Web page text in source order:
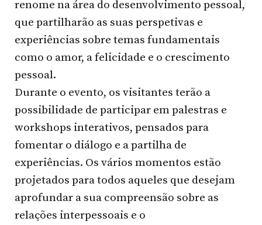
renome na área do desenvolvimento pessoal,
que partilharão as suas perspetivas e
experiências sobre temas fundamentais
como o amor, a felicidade e o crescimento
pessoal.
Durante o evento, os visitantes terão a
possibilidade de participar em palestras e
workshops interativos, pensados para
fomentar o diálogo e a partilha de
experiências. Os vários momentos estão
projetados para todos aqueles que desejam
aprofundar a sua compreensão sobre as
relações interpessoais e o